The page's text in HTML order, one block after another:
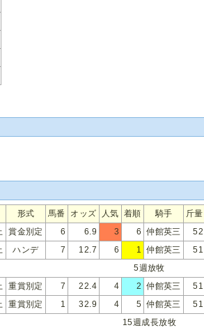
形式 馬番 オッズ 人気 着順 騎手 斤量
賞金別定 6 6.9 3 6 仲館英三 52
ハンデ 7 12.7 6 1 仲館英三 51
5週放牧
重賞別定 7 22.4 4 2 仲館英三 51
重賞別定 1 32.9 4 5 仲館英三 51
15週成長放牧